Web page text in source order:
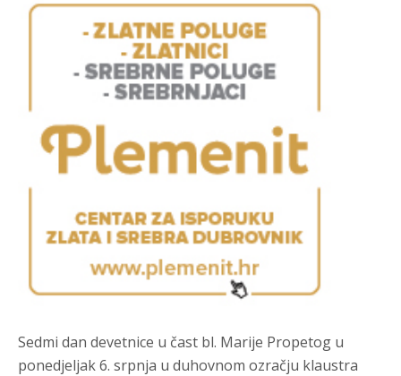
Sedmi dan devetnice u čast bl. Marije Propetog u
ponedjeljak 6. srpnja u duhovnom ozračju klaustra